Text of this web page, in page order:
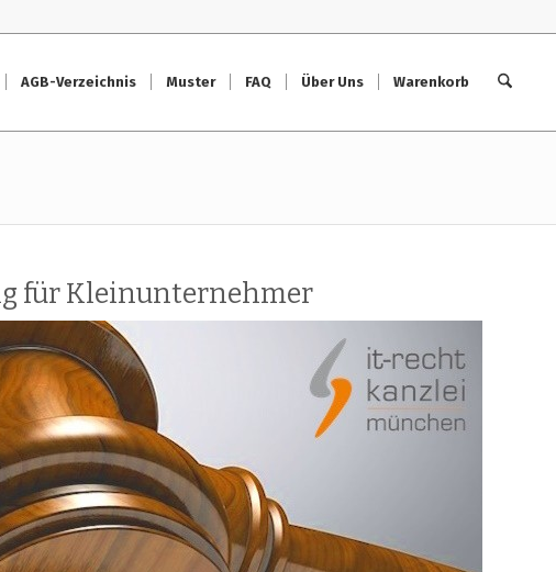
AGB-Verzeichnis Muster FAQ Über Uns Warenkorb
für Kleinunternehmer